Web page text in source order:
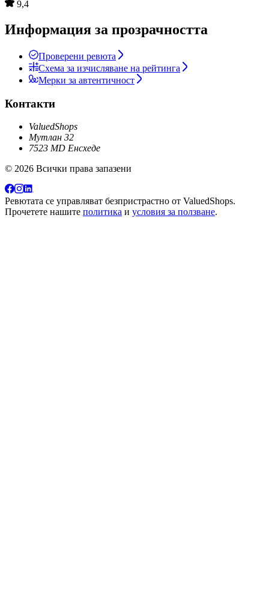
9,4
Информация за прозрачността
Проверени ревюта
Схема за изчисляване на рейтинга
Мерки за автентичност
Контакти
ValuedShops
Мутлан 32
7523 MD Енсхеде
© 2026 Всички права запазени
Ревютата се управляват безпристрастно от ValuedShops.
Прочетете нашите политика и условия за ползване.